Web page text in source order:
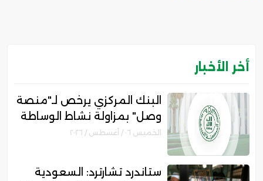
أخر الأخبار
البنك المركزي يرخص لـ"منصة
وصل" بمزاولة نشاط الوساطة
الرقمية لجهات التمويل
الخميس ٠٦ / أغسطس / ٢٠٢٦
ستاندرد تشارترد: السعودية